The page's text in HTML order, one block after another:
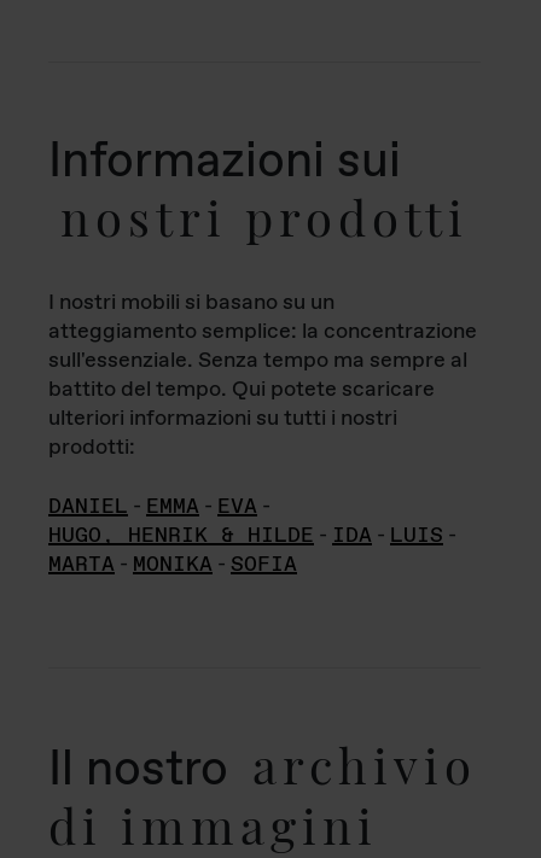
Informazioni sui
nostri prodotti
I nostri mobili si basano su un
atteggiamento semplice: la concentrazione
sull'essenziale. Senza tempo ma sempre al
battito del tempo. Qui potete scaricare
ulteriori informazioni su tutti i nostri
prodotti:
DANIEL - EMMA - EVA -
HUGO, HENRIK & HILDE - IDA - LUIS -
MARTA - MONIKA - SOFIA
Il nostro archivio
di immagini